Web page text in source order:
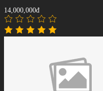
14,000,000đ